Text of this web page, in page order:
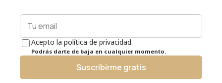
Acepto la política de privacidad.
Podrás darte de baja en cualquier momento.
Suscribirme gratis